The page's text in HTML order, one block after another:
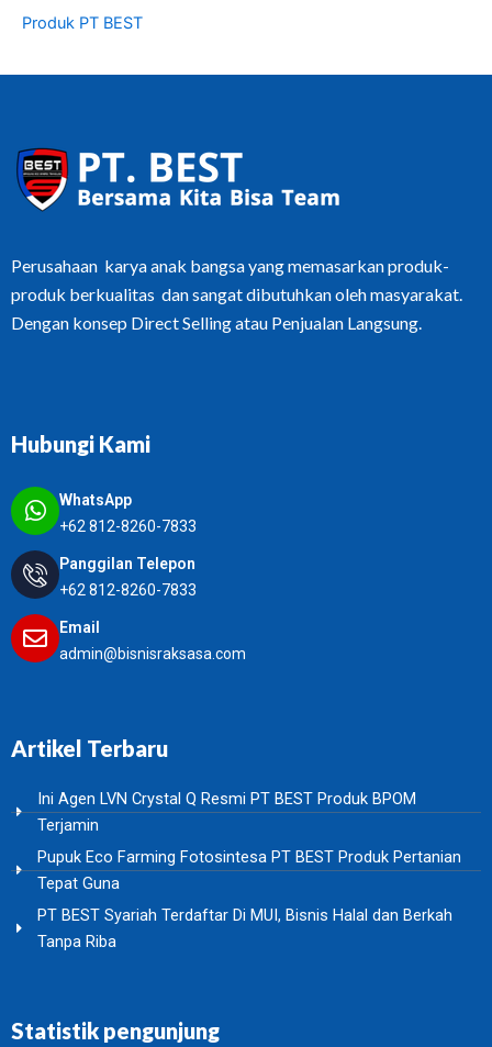
Produk PT BEST
Perusahaan karya anak bangsa yang memasarkan produk-
produk berkualitas dan sangat dibutuhkan oleh masyarakat.
Dengan konsep Direct Selling atau Penjualan Langsung.
Hubungi Kami
WhatsApp
+62 812-8260-7833
Panggilan Telepon
+62 812-8260-7833
Email
admin@bisnisraksasa.com
Artikel Terbaru
Ini Agen LVN Crystal Q Resmi PT BEST Produk BPOM
Terjamin
Pupuk Eco Farming Fotosintesa PT BEST Produk Pertanian
Tepat Guna
PT BEST Syariah Terdaftar Di MUI, Bisnis Halal dan Berkah
Tanpa Riba
Statistik pengunjung